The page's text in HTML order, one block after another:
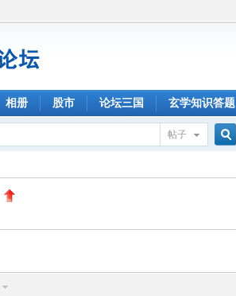
相册 股市 论坛三国 玄学知识答题
帖子